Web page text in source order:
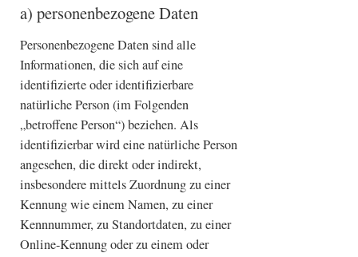
a) personenbezogene Daten
Personenbezogene Daten sind alle
Informationen, die sich auf eine
identifizierte oder identifizierbare
natürliche Person (im Folgenden
„betroffene Person“) beziehen. Als
identifizierbar wird eine natürliche Person
angesehen, die direkt oder indirekt,
insbesondere mittels Zuordnung zu einer
Kennung wie einem Namen, zu einer
Kennnummer, zu Standortdaten, zu einer
Online-Kennung oder zu einem oder